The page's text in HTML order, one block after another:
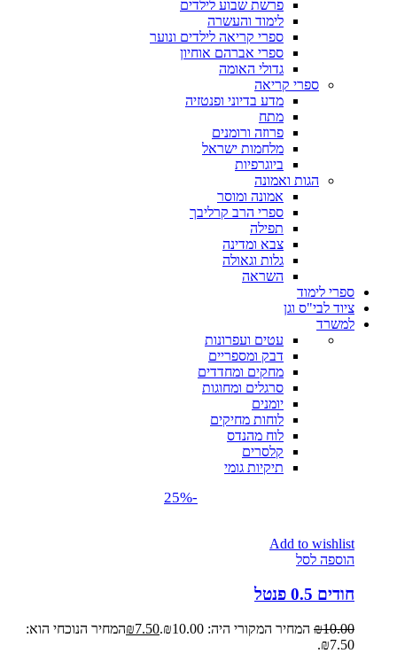
פרשת שבוע לילדים
לימוד והעשרה
ספרי קריאה לילדים ונוער
ספרי אברהם אוחיון
גדולי האומה
ספרי קריאה
מדע בדיוני ופנטזיה
מתח
פרוזה ורומנים
מלחמות ישראל
ביוגרפיות
הגות ואמונה
אמונה ומוסר
ספרי הרב קרליבך
תפילה
צבא ומדינה
גלות וגאולה
השראה
ספרי לימוד
ציוד לבי"ס וגן
למשרד
עטים ועפרונות
דבק ומספריים
מחקים ומחדדים
סרגלים ומחוגות
יומנים
לוחות מחיקים
לוח מהנדס
קלסרים
תיקיות גומי
-25%
Add to wishlist
הוספה לסל
חודים 0.5 פנטל
₪10.00 המחיר המקורי היה: ₪10.00. ₪7.50
המחיר הנוכחי הוא:
₪7.50.